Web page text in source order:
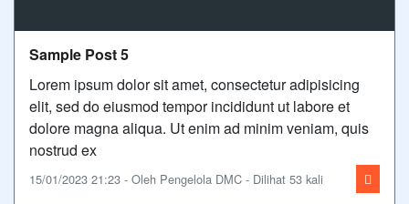
Sample Post 5
Lorem ipsum dolor sit amet, consectetur adipisicing
elit, sed do eiusmod tempor incididunt ut labore et
dolore magna aliqua. Ut enim ad minim veniam, quis
nostrud ex
15/01/2023 21:23 - Oleh Pengelola DMC - Dilihat 53 kali